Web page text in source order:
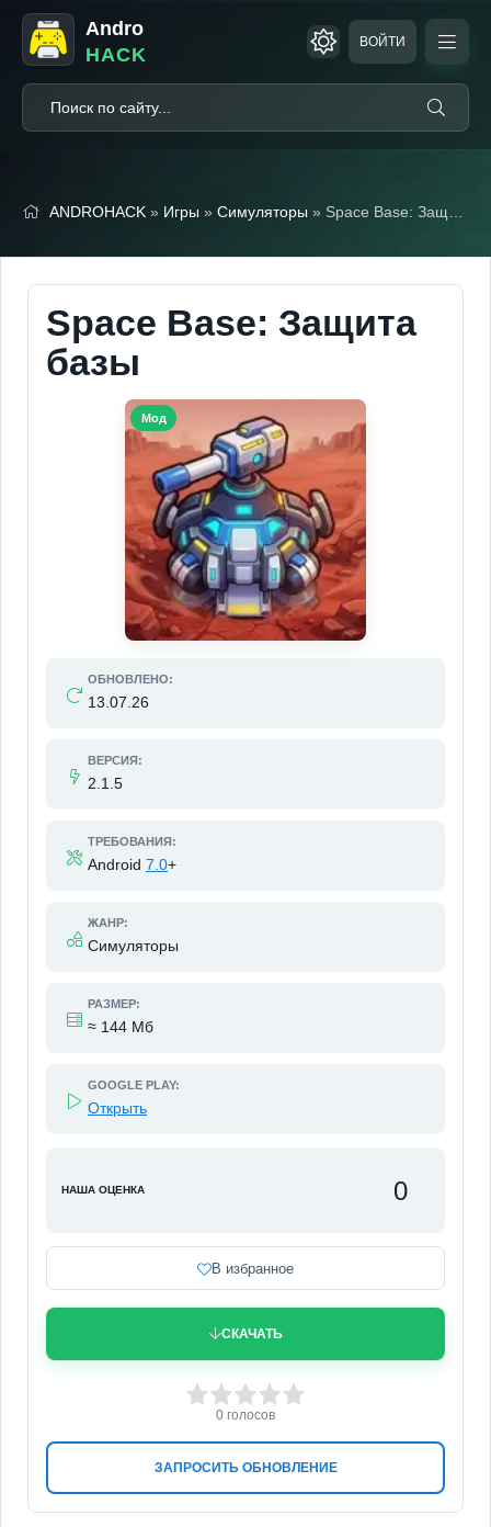
Andro
HACK
ВОЙТИ
ANDROHACK » Игры » Симуляторы » Space Base: Защита базы (Мод Меню)
Space Base: Защита
базы
ОБНОВЛЕНО:
13.07.26
ВЕРСИЯ:
2.1.5
ТРЕБОВАНИЯ:
Android 7.0+
ЖАНР:
Симуляторы
РАЗМЕР:
≈ 144 Мб
GOOGLE PLAY:
Открыть
НАША ОЦЕНКА 0
В избранное
СКАЧАТЬ
ЗАПРОСИТЬ ОБНОВЛЕНИЕ
3 4 5
0 голосов
Мод